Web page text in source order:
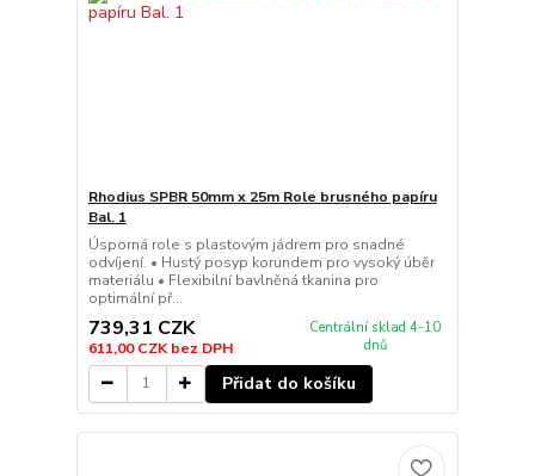
Rhodius SPBR 50mm x 25m Role brusného papíru
Bal. 1
Úsporná role s plastovým jádrem pro snadné
odvíjení. • Hustý posyp korundem pro vysoký úběr
materiálu • Flexibilní bavlněná tkanina pro
optimální př...
739,31 CZK
611,00 CZKbez DPH
Centrální sklad 4-10
dnů
Přidat do košíku